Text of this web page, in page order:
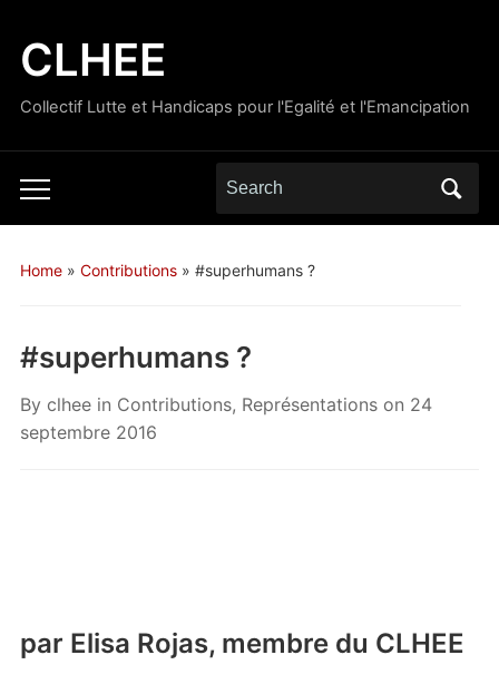
CLHEE
Collectif Lutte et Handicaps pour l'Egalité et l'Emancipation
Toggle
mobile
Search
for:
Home» Contributions» #superhumans ?
#superhumans ?
By clhee in Contributions, Représentationson 24
septembre 2016
par Elisa Rojas, membre du CLHEE